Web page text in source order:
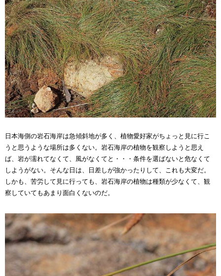
日本海側の岩石海岸は急傾斜地が多く、植物愛好家がちょっと見に行こ
うと思うような場所は多くない。岩石海岸の植物を観察しようと思え
ば、岩が濡れてなくて、風がなくてと・・・条件を選ばないと危なくて
しようがない。そんな日は、日差しが強かったりして、これも大変だ。
しかも、苦労して見に行っても、岩石海岸の植物は種類が少なくて、観
察していてもあまり面白くないのだ。